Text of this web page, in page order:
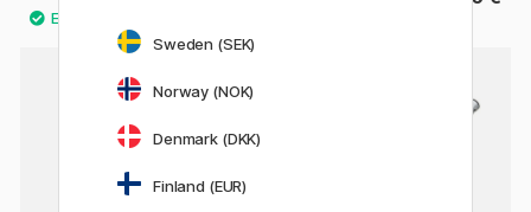
Sweden (SEK)
Norway (NOK)
Denmark (DKK)
Finland (EUR)